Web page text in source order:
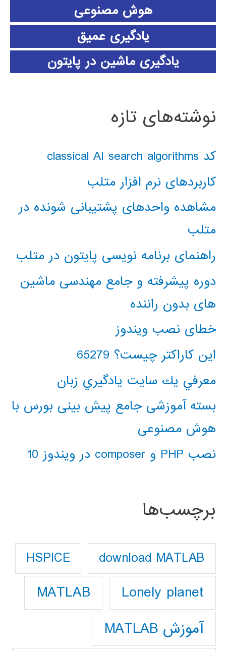
هوش مصنوعی
یادگیری عمیق
یادگیری ماشین در پایتون
نوشته‌های تازه
کد classical AI search algorithms
کاربردهای نرم افزار متلب
مشاهده واحدهای پشتیبانی شونده در
متلب
راهنمای برنامه نویسی پایتون در متلب
دوره پیشرفته و جامع مهندسی ماشین
های بدون راننده
خطای نصب ویندوز
این کاراکتر چیست؟ 65279
معرفي يك سايت يادگيري زبان
بسته آموزشی جامع پیش بینی بورس با
هوش مصنوعی
نصب PHP و composer در ویندوز 10
برچسب‌ها
download MATLAB
HSPICE
Lonely planet
MATLAB
آموزش MATLAB